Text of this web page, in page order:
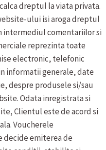
dreptul la viata privata.
ului isi aroga dreptul
intermediul comentariilor si
reprezinta toate
electronic, telefonic
informatii generale, date
despre produsele si/sau
Odata inregistrata si
Clientul este de acord si
Voucherele
decide emiterea de